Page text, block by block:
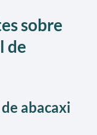
sobre
de
abacaxi